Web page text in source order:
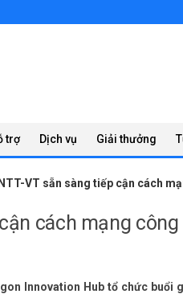
trợ Dịch vụ Giải thưởng
VT sẵn sàng tiếp cận cách
cách mạng
Innovation Hub tổ chức